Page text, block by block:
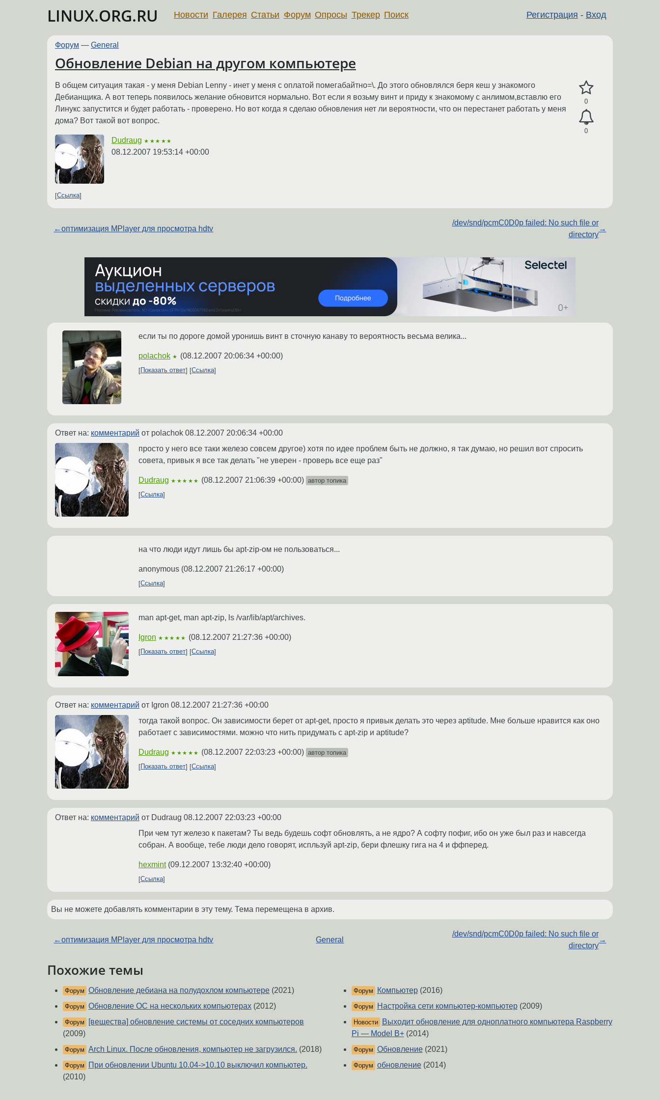
LINUX.ORG.RU Регистрация - Вход
Новости Галерея Статьи Форум Опросы Трекер Поиск
Форум — General
Обновление Debian на другом компьютере
0
0
В общем ситуация такая - у меня Debian Lenny - инет у меня с оплатой помегабайтно=\. До этого обновлялся беря кеш у знакомого
Дебианщика. А вот теперь появилось желание обновится нормально. Вот если я возьму винт и приду к знакомому с анлимом,вставлю его
Линукс запустится и будет работать - проверено. Но вот когда я сделаю обновления нет ли вероятности, что он перестанет работать у меня
дома? Вот такой вот вопрос.
Dudraug ★★★★★
08.12.2007 19:53:14 +00:00
Ссылка
←оптимизация MPlayer для просмотра hdtv
/dev/snd/pcmC0D0p failed: No such file or
directory
→
если ты по дороге домой уронишь винт в сточную канаву то вероятность весьма велика...
polachok ★ (08.12.2007 20:06:34 +00:00)
Показать ответ Ссылка
Ответ на: комментарий от polachok 08.12.2007 20:06:34 +00:00
просто у него все таки железо совсем другое) хотя по идее проблем быть не должно, я так думаю, но решил вот спросить
совета, привык я все так делать "не уверен - проверь все еще раз"
Dudraug ★★★★★ (08.12.2007 21:06:39 +00:00) автор топика
Ссылка
на что люди идут лишь бы apt-zip-ом не пользоваться...
anonymous (08.12.2007 21:26:17 +00:00)
Ссылка
man apt-get, man apt-zip, ls /var/lib/apt/archives.
Igron ★★★★★ (08.12.2007 21:27:36 +00:00)
Показать ответ Ссылка
Ответ на: комментарий от Igron 08.12.2007 21:27:36 +00:00
тогда такой вопрос. Он зависимости берет от apt-get, просто я привык делать это через aptitude. Мне больше нравится как оно
работает с зависимостями. можно что нить придумать с apt-zip и aptitude?
Dudraug ★★★★★ (08.12.2007 22:03:23 +00:00) автор топика
Показать ответ
Ссылка
Ответ на: комментарий от Dudraug 08.12.2007 22:03:23 +00:00
При чем тут железо к пакетам? Ты ведь будешь софт обновлять, а не ядро? А софту пофиг, ибо он уже был раз и навсегда
собран. А вообще, тебе люди дело говорят, испльзуй apt-zip, бери флешку гига на 4 и ффперед.
hexmint (09.12.2007 13:32:40 +00:00)
Ссылка
Вы не можете добавлять комментарии в эту тему. Тема перемещена в архив.
←оптимизация MPlayer для просмотра hdtv General
/dev/snd/pcmC0D0p failed: No such file or
directory
→
Похожие темы
Форум Обновление дебиана на полудохлом компьютере (2021)
Форум Обновление ОС на нескольких компьютерах (2012)
Форум
[вещества] обновление системы от соседних компьютеров
(2009)
Форум Arch Linux. После обновления, компьютер не загрузился. (2018)
Форум
При обновлении Ubuntu 10.04->10.10 выключил компьютер.
(2010)
Форум Компьютер(2016)
Форум Настройка сети компьютер-компьютер(2009)
Новости
Выходит обновление для одноплатного компьютера Raspberry
Pi — Model B+(2014)
Форум Обновление(2021)
Форум обновление(2014)